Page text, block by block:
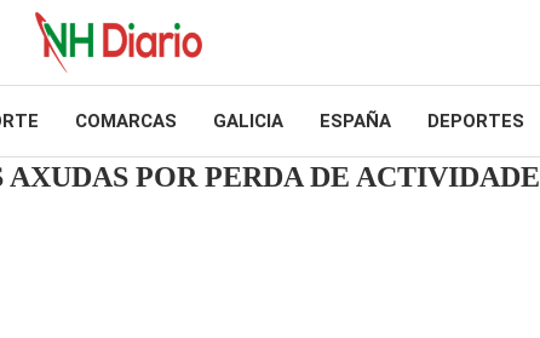
COMARCAS GALICIA ESPAÑA DEPORTES
POR PERDA DE ACTIVIDADE